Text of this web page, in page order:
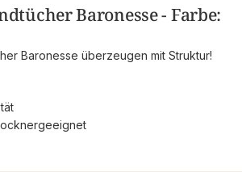
Baronesse - Farbe:
Baronesse überzeugen mit Struktur!